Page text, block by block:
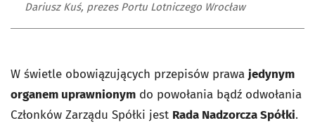
Dariusz Kuś, prezes Portu Lotniczego Wrocław
W świetle obowiązujących przepisów prawa jedynym
organem uprawnionym do powołania bądź odwołania
Członków Zarządu Spółki jest Rada Nadzorcza Spółki.